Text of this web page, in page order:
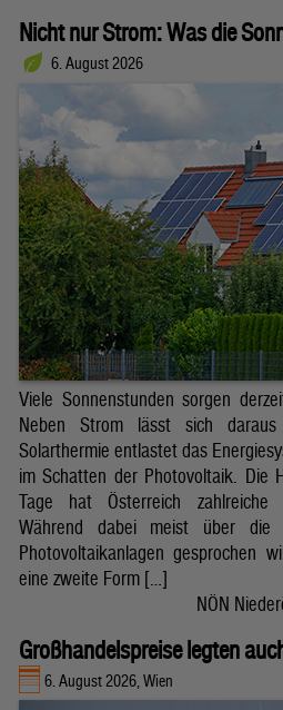
Nicht nur Strom: Was die
6. August 2026
Viele Sonnenstunden sorgen
Neben Strom lässt sich daraus
Solarthermie entlastet das
im Schatten der Photovoltaik. Die
Tage hat Österreich zahlreiche
Während dabei meist über die
Photovoltaikanlagen gesprochen
eine zweite Form […]
NÖN
Großhandelspreise legten
6. August 2026, Wien